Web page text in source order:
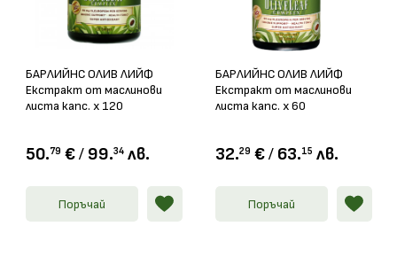
БАРЛИЙНС ОЛИВ ЛИЙФ
Екстракт от маслинови
листа капс. х 120
50.79 € / 99.34 лв.
Поръчай
БАРЛИЙНС ОЛИВ ЛИЙФ
Екстракт от маслинови
листа капс. х 60
32.29 € / 63.15 лв.
Поръчай